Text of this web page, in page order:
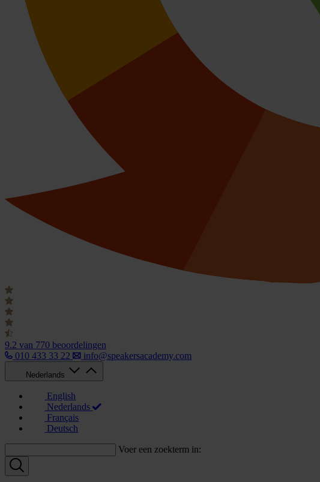
9.2 van 770 beoordelingen
010 433 33 22
info@speakersacademy.com
Nederlands
English
Nederlands
Français
Deutsch
Voer een zoekterm in: